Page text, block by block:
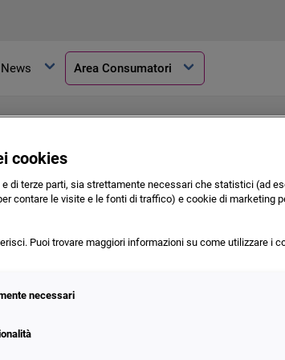
News Area Consumatori
cookies
di terze parti, sia strettamente necessari che statistici (ad
contare le visite e le fonti di traffico) e cookie di marketing
Puoi trovare maggiori informazioni su come utilizzare i
necessari